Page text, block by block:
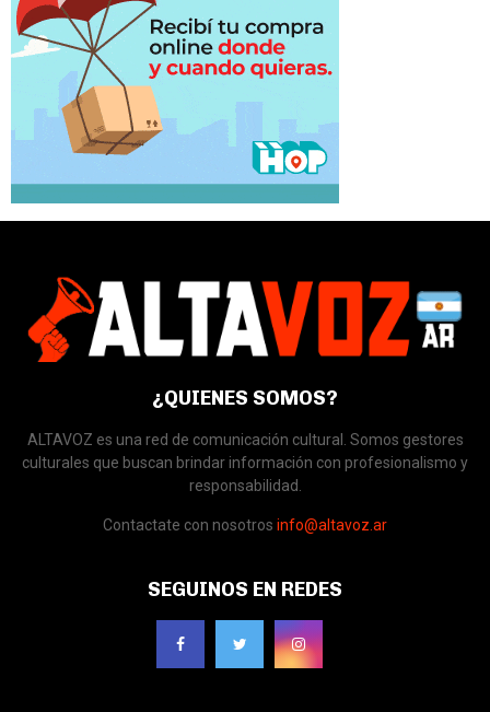
¿QUIENES SOMOS?
ALTAVOZ es una red de comunicación cultural. Somos gestores
culturales que buscan brindar información con profesionalismo y
responsabilidad.
Contactate con nosotros info@altavoz.ar
SEGUINOS EN REDES